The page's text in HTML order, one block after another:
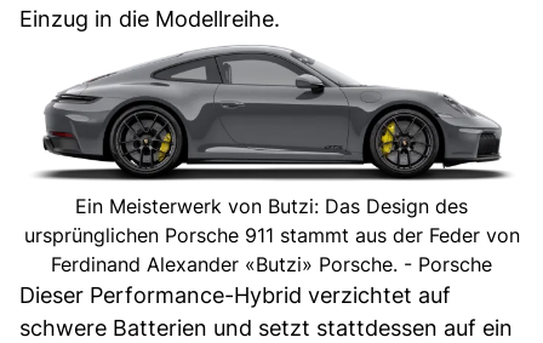
Einzug in die Modellreihe.
Ein Meisterwerk von Butzi: Das Design des
ursprünglichen Porsche 911 stammt aus der Feder von
Ferdinand Alexander «Butzi» Porsche. - Porsche
Dieser Performance-Hybrid verzichtet auf
schwere Batterien und setzt stattdessen auf ein